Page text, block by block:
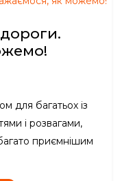
для багатьох із
і розвагами,
приємнішим